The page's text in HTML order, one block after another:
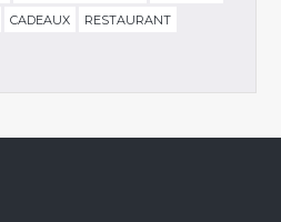
CADEAUX
RESTAURANT